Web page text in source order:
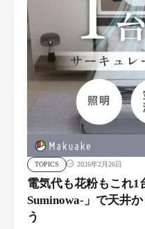
TOPICS 2026年2月26日
電気代も花粉もこれ1
Suminowa-」で天井
う